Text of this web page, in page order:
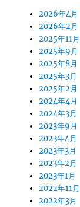
2026年4月
2026年2月
2025年11月
2025年9月
2025年8月
2025年3月
2025年2月
2024年4月
2024年3月
2023年9月
2023年4月
2023年3月
2023年2月
2023年1月
2022年11月
2022年3月